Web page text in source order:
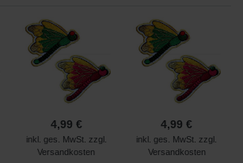
4,99 €
inkl. ges. MwSt. zzgl.
Versandkosten
4,99 €
inkl. ges. MwSt. zzgl.
Versandkosten